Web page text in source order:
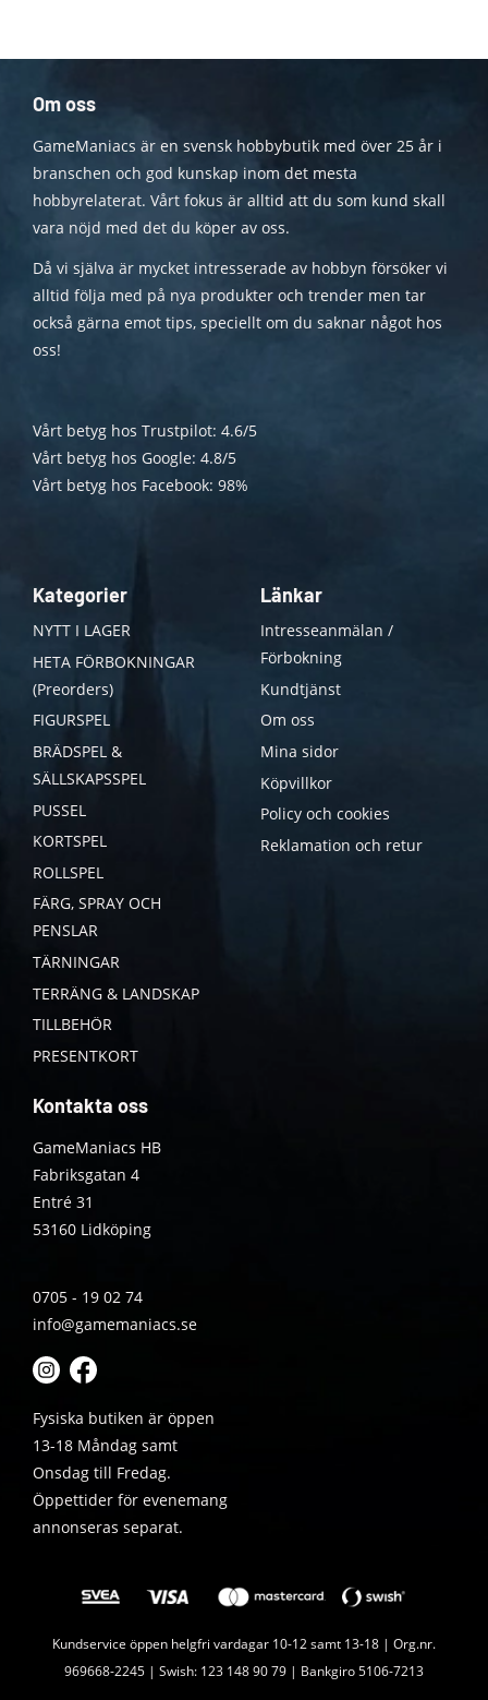
Om oss
GameManiacs är en svensk hobbybutik med över 25 år i
branschen och god kunskap inom det mesta
hobbyrelaterat. Vårt fokus är alltid att du som kund skall
vara nöjd med det du köper av oss.
Då vi själva är mycket intresserade av hobbyn försöker vi
alltid följa med på nya produkter och trender men tar
också gärna emot tips, speciellt om du saknar något hos
oss!
Vårt betyg hos Trustpilot: 4.6/5
Vårt betyg hos Google: 4.8/5
Vårt betyg hos Facebook: 98%
Kategorier
NYTT I LAGER
HETA FÖRBOKNINGAR
(Preorders)
FIGURSPEL
BRÄDSPEL &
SÄLLSKAPSSPEL
PUSSEL
KORTSPEL
ROLLSPEL
FÄRG, SPRAY OCH
PENSLAR
TÄRNINGAR
TERRÄNG & LANDSKAP
TILLBEHÖR
PRESENTKORT
Länkar
Intresseanmälan /
Förbokning
Kundtjänst
Om oss
Mina sidor
Köpvillkor
Policy och cookies
Reklamation och retur
Kontakta oss
GameManiacs HB
Fabriksgatan 4
Entré 31
53160 Lidköping
0705 - 19 02 74
info@gamemaniacs.se
Fysiska butiken är öppen
13-18 Måndag samt
Onsdag till Fredag.
Öppettider för evenemang
annonseras separat.
Kundservice öppen helgfri vardagar 10-12 samt 13-18 | Org.nr.
969668-2245 | Swish: 123 148 90 79 | Bankgiro 5106-7213